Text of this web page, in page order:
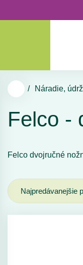
Náradie,
Felco -
Felco dvojručné